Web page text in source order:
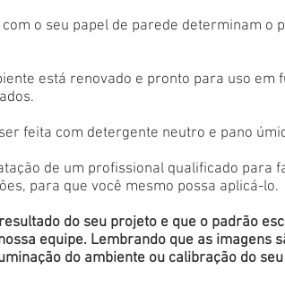
o seu papel de parede determinam o
está renovado e pronto para uso em
feita com detergente neutro e pano
de um profissional qualificado para
para que você mesmo possa aplicá-lo.
do seu projeto e que o padrão
equipe. Lembrando que as imagens
do ambiente ou calibração do